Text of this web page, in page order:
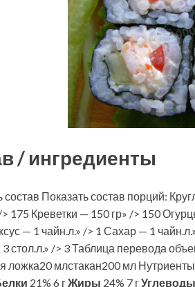
/ ингредиенты
состав Показать состав порций:
175 Креветки — 150 гр» /> 150
— 1 чайн.л.» /> 1 Сахар — 1
стол.л.» /> 3 Таблица перевода
ложка20 млстакан200 мл Нутриенты
21% 6 гЖиры 24% 7 гУглеводы